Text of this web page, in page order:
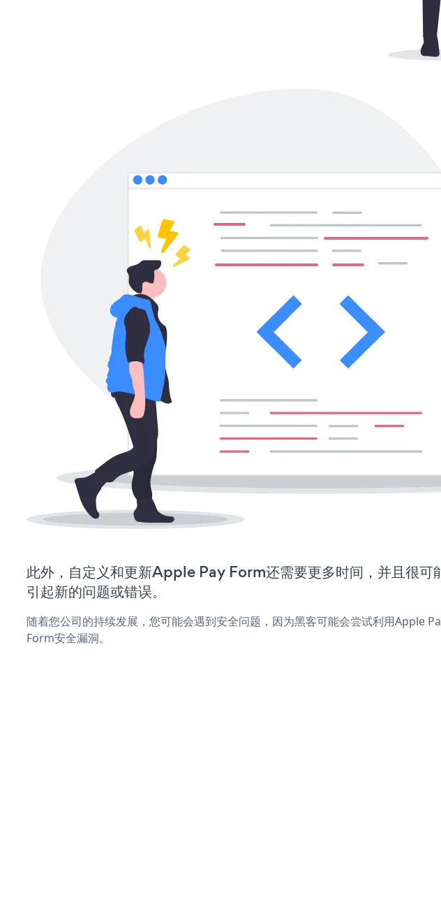
此外，自定义和更新Apple Pay Form还需要更多时间，并且很可
引起新的问题或错误。
随着您公司的持续发展，您可能会遇到安全问题，因为黑客可能会尝试利用Apple
Form安全漏洞。